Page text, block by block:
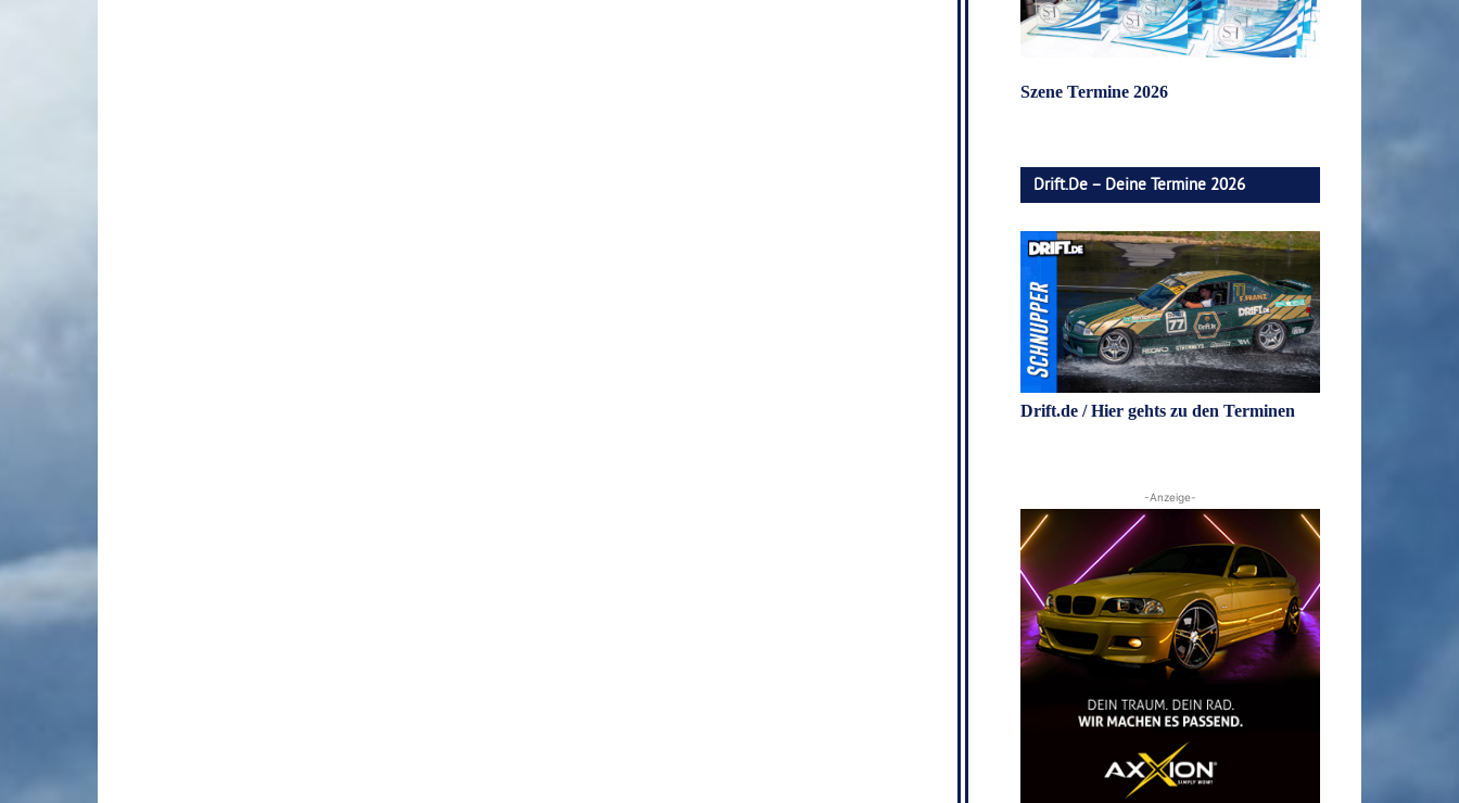
Szene Termine 2026
Drift.de – Deine Termine 2026
Drift.de / Hier gehts zu den Terminen
-Anzeige-